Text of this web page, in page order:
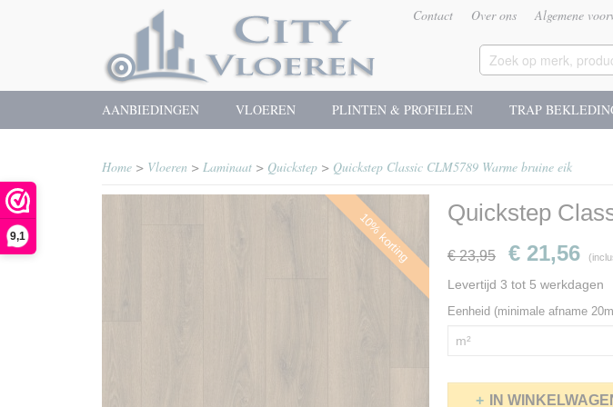
9,1
Contact Over ons Algemene
AANBIEDINGEN VLOEREN PLINTEN & PROFIELEN TRAP
Home > Vloeren > Laminaat > Quickstep > Quickstep Classic CLM5789 Warme bruine eik
10% korting Quickstep
€ 23,95 € 21,56
Levertijd 3 tot 5 werkdagen
Eenheid (minimale afname
IN